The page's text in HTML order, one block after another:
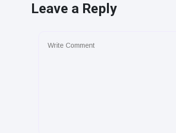
Leave a Reply